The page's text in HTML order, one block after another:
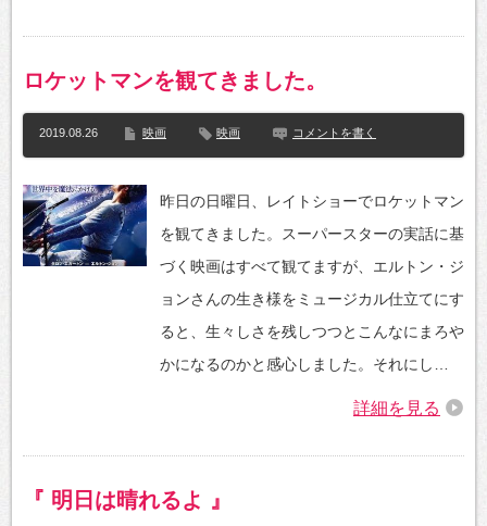
ロケットマンを観てきました。
2019.08.26 映画 映画 コメントを書く
昨日の日曜日、レイトショーでロケットマン
を観てきました。スーパースターの実話に基
づく映画はすべて観てますが、エルトン・ジ
ョンさんの生き様をミュージカル仕立てにす
ると、生々しさを残しつつとこんなにまろや
かになるのかと感心しました。それにし…
詳細を見る
『 明日は晴れるよ 』